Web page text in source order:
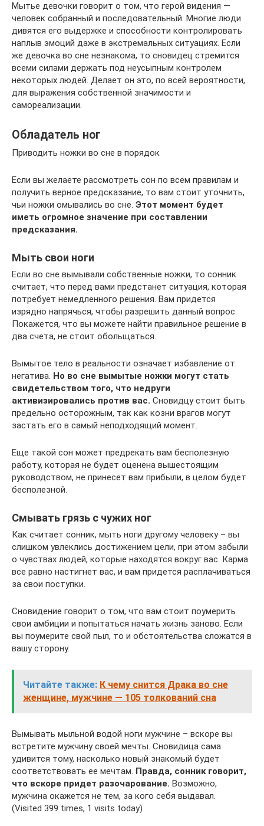
Мытье девочки говорит о том, что герой видения —
человек собранный и последовательный. Многие люди
дивятся его выдержке и способности контролировать
наплыв эмоций даже в экстремальных ситуациях. Если
же девочка во сне незнакома, то сновидец стремится
всеми силами держать под неусыпным контролем
некоторых людей. Делает он это, по всей вероятности,
для выражения собственной значимости и
самореализации.
Обладатель ног
Приводить ножки во сне в порядок
Если вы желаете рассмотреть сон по всем правилам и
получить верное предсказание, то вам стоит уточнить,
чьи ножки омывались во сне. Этот момент будет
иметь огромное значение при составлении
предсказания.
Мыть свои ноги
Если во сне вымывали собственные ножки, то сонник
считает, что перед вами предстанет ситуация, которая
потребует немедленного решения. Вам придется
изрядно напрячься, чтобы разрешить данный вопрос.
Покажется, что вы можете найти правильное решение в
два счета, не стоит обольщаться.
Вымытое тело в реальности означает избавление от
негатива. Но во сне вымытые ножки могут стать
свидетельством того, что недруги
активизировались против вас. Сновидцу стоит быть
предельно осторожным, так как козни врагов могут
застать его в самый неподходящий момент.
Еще такой сон может предрекать вам бесполезную
работу, которая не будет оценена вышестоящим
руководством, не принесет вам прибыли, в целом будет
бесполезной.
Смывать грязь с чужих ног
Как считает сонник, мыть ноги другому человеку – вы
слишком увлеклись достижением цели, при этом забыли
о чувствах людей, которые находятся вокруг вас. Карма
все равно настигнет вас, и вам придется расплачиваться
за свои поступки.
Сновидение говорит о том, что вам стоит поумерить
свои амбиции и попытаться начать жизнь заново. Если
вы поумерите свой пыл, то и обстоятельства сложатся в
вашу сторону.
Читайте также: К чему снится Драка во сне
женщине, мужчине — 105 толкований сна
Вымывать мыльной водой ноги мужчине – вскоре вы
встретите мужчину своей мечты. Сновидица сама
удивится тому, насколько новый знакомый будет
соответствовать ее мечтам. Правда, сонник говорит,
что вскоре придет разочарование. Возможно,
мужчина окажется не тем, за кого себя выдавал.
(Visited 399 times, 1 visits today)